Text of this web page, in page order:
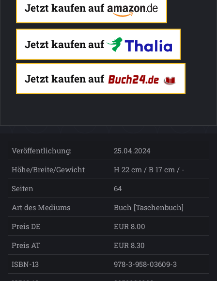
Jetzt kaufen auf
Jetzt kaufen auf
Jetzt kaufen auf
Veröffentlichung:
25.04.2024
Höhe/Breite/Gewicht
H 22 cm / B 17 cm / -
Seiten
64
Art des Mediums
Buch [Taschenbuch]
Preis DE
EUR 8.00
Preis AT
EUR 8.30
ISBN-13
978-3-958-03609-3